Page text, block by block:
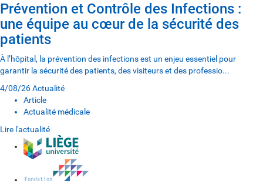
Prévention et Contrôle des Infections :
une équipe au cœur de la sécurité des
patients
À l’hôpital, la prévention des infections est un enjeu essentiel pour
garantir la sécurité des patients, des visiteurs et des professio...
4/08/26Actualité
Article
Actualité médicale
Lire l'actualité